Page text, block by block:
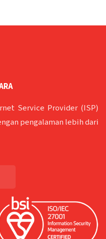
Service Provider (ISP)
pengalaman lebih dari